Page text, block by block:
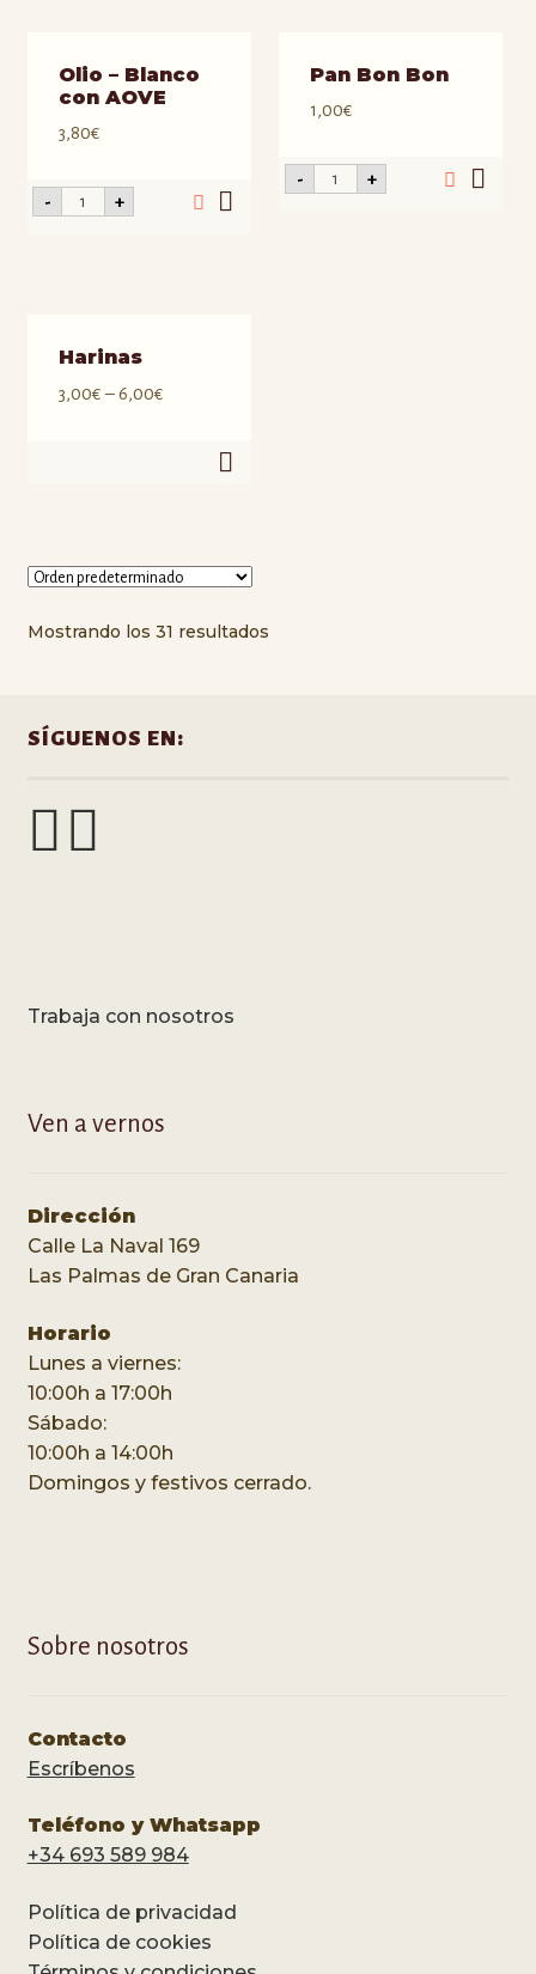
Olio – Blanco
con AOVE
3,80€
-
Olio
-
+
Pan Bon Bon
1,00€
-
Pan
Bon
+
Harinas
3,00€–6,00€
Mostrando los 31 resultados
SÍGUENOS EN:
Trabaja con nosotros
Ven a vernos
Dirección
Calle La Naval 169
Las Palmas de Gran Canaria
Horario
Lunes a viernes:
10:00h a 17:00h
Sábado:
10:00h a 14:00h
Domingos y festivos cerrado.
Sobre nosotros
Contacto
Escríbenos
Teléfono y Whatsapp
+34 693 589 984
Política de privacidad
Política de cookies